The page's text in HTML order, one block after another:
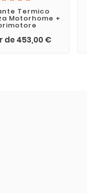
Termico
Motorhome +
de 453,00 €